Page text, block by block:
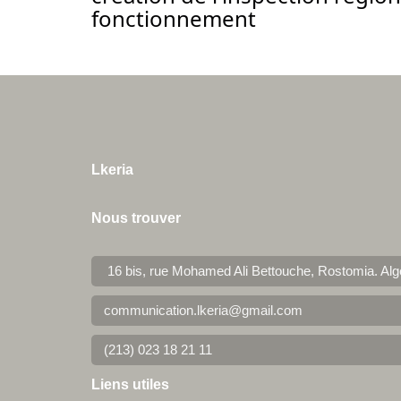
fonctionnement
Lkeria
Nous trouver
16 bis, rue Mohamed Ali Bettouche, Rostomia.
communication.lkeria@gmail.com
(213) 023 18 21 11
Liens utiles